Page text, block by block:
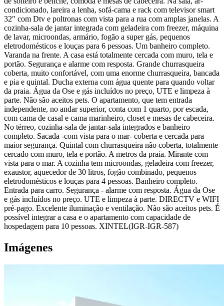
condicionado, lareira a lenha, sofá-cama e rack com televisor smart
32" com Dtv e poltronas com vista para a rua com amplas janelas. A
cozinha-sala de jantar integrada com geladeira com freezer, máquina
de lavar, microondas, armário, fogão a super gás, pequenos
eletrodomésticos e louças para 6 pessoas. Um banheiro completo.
Varanda na frente. A casa está totalmente cercada com muro, tela e
portão. Segurança e alarme com resposta. Grande churrasqueira
coberta, muito confortável, com uma enorme churrasqueira, bancada
e pia e quintal. Ducha externa com água quente para quando voltar
da praia. Água da Ose e gás incluídos no preço, UTE e limpeza à
parte. Não são aceitos pets. O apartamento, que tem entrada
independente, no andar superior, conta com 1 quarto, por escada,
com cama de casal e cama marinheiro, closet e mesas de cabeceira.
No térreo, cozinha-sala de jantar-sala integrados e banheiro
completo. Sacada -com vista para o mar- coberta e cercada para
maior segurança. Quintal com churrasqueira não coberta, totalmente
cercado com muro, tela e portão. A metros da praia. Mirante com
vista para o mar. A cozinha tem microondas, geladeira com freezer,
exaustor, aquecedor de 30 litros, fogão combinado, pequenos
eletrodomésticos e louças para 4 pessoas. Banheiro completo.
Entrada para carro. Segurança - alarme com resposta. Água da Ose
e gás incluídos no preço. UTE e limpeza à parte. DIRECTV e WIFI
pré-pago. Excelente iluminação e ventilação. Não são aceitos pets. É
possível integrar a casa e o apartamento com capacidade de
hospedagem para 10 pessoas. XINTEL(IGR-IGR-587)
Imágenes